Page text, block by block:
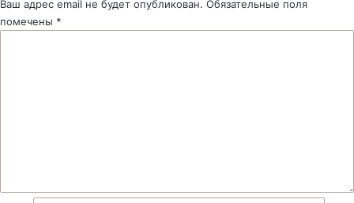
Ваш адрес email не будет опубликован. Обязательные поля
помечены *
и